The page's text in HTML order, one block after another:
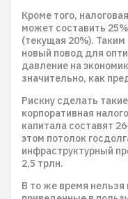
Кроме того,
может составить
(текущая 20%).
новый повод для
давление на
значительно, как
Рискну сделать
корпоративная
капитала составят
этом потолок
инфраструктурный
2,5 трлн.
В то же время нельзя